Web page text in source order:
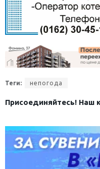
Теги: непогода
Присоединяйтесь! Наш